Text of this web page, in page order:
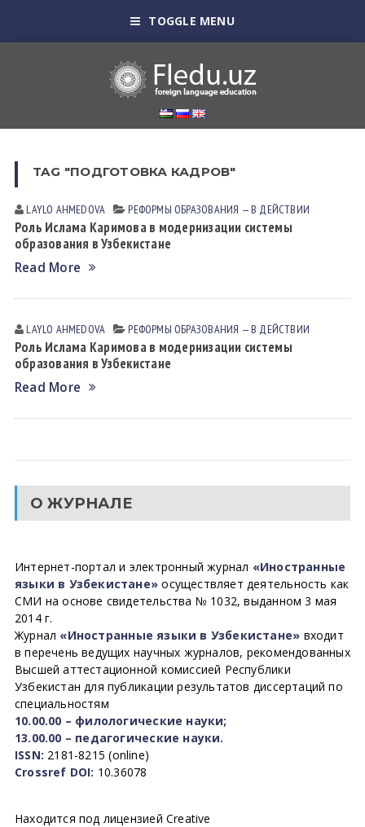
TOGGLE MENU
TAG "ПОДГОТОВКА КАДРОВ"
LAYLO АHMEDOVА РЕФОРМЫ ОБРАЗОВАНИЯ — В ДЕЙСТВИИ
Роль Ислама Каримова в модернизации системы
образования в Узбекистане
Read More
LAYLO АHMEDOVА РЕФОРМЫ ОБРАЗОВАНИЯ — В ДЕЙСТВИИ
Роль Ислама Каримова в модернизации системы
образования в Узбекистане
Read More
О ЖУРНАЛЕ
Интернет-портал и электронный журнал «Иностранные
языки в Узбекистане» осуществляет деятельность как
СМИ на основе свидетельства № 1032, выданном 3 мая
2014 г.
Журнал «Иностранные языки в Узбекистане» входит
в перечень ведущих научных журналов, рекомендованных
Высшей аттестационной комиссией Республики
Узбекистан для публикации результатов диссертаций по
специальностям
10.00.00 – филологические науки;
13.00.00 – педагогические науки.
ISSN: 2181-8215 (online)
Crossref DOI: 10.36078
Находится под лицензией Creative